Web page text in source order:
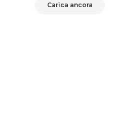
Carica ancora